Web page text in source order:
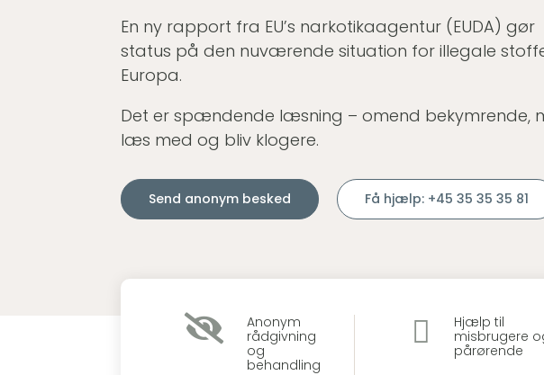
En ny rapport fra EU’s narkotikaagentur (EUDA) gør
status på den nuværende situation for illegale
Europa.
Det er spændende læsning – omend bekymrende,
læs med og bliv klogere.
Send anonym besked Få hjælp: +45 35 35 35 81

Anonym
rådgivning
og
behandling

Hjælp til
misbrugere
pårørende